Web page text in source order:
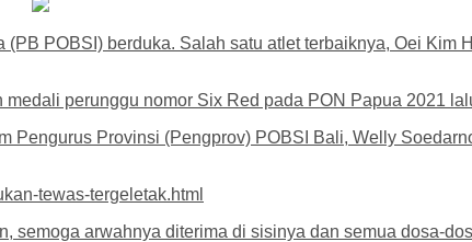
POBSI) berduka. Salah satu atlet terbaiknya, Oei Kim
perunggu nomor Six Red pada PON Papua 2021
Pengurus Provinsi (Pengprov) POBSI Bali, Welly
tewas-tergeletak.html
arwahnya diterima di sisinya dan semua dosa-